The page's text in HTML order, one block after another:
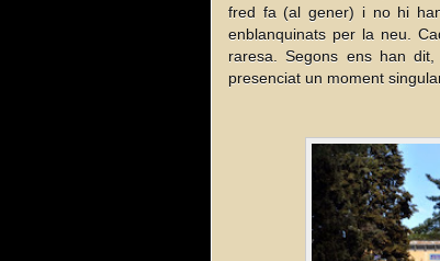
fred fa (al gener) i no hi
enblanquinats per la neu.
raresa. Segons ens han
presenciat un moment